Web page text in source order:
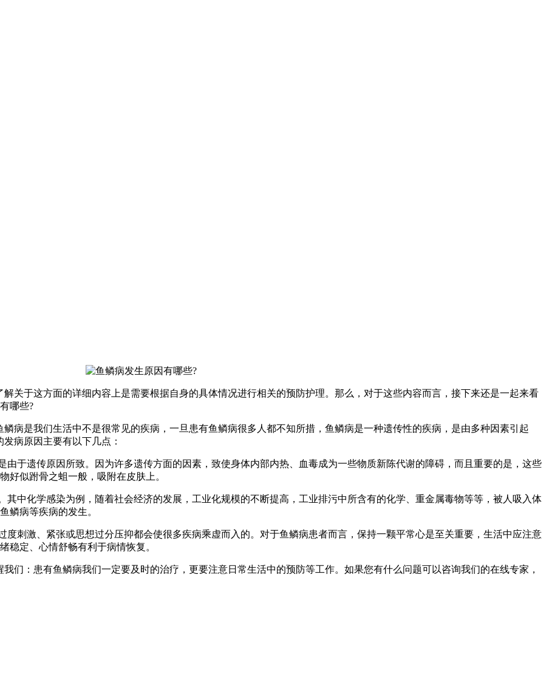
关于这方面的详细内容上是需要根据自身的具体情况进行相关的预防护理。那么，对于这些内容而言，接下来还是一起来看
哪些?
病是我们生活中不是很常见的疾病，一旦患有鱼鳞病很多人都不知所措，鱼鳞病是一种遗传性的疾病，是由多种因素引起
病原因主要有以下几点：
由于遗传原因所致。因为许多遗传方面的因素，致使身体内部内热、血毒成为一些物质新陈代谢的障碍，而且重要的是，这些
好似跗骨之蛆一般，吸附在皮肤上。
其中化学感染为例，随着社会经济的发展，工业化规模的不断提高，工业排污中所含有的化学、重金属毒物等等，被人吸入体
鳞病等疾病的发生。
刺激、紧张或思想过分压抑都会使很多疾病乘虚而入的。对于鱼鳞病患者而言，保持一颗平常心是至关重要，生活中应注意
稳定、心情舒畅有利于病情恢复。
们：患有鱼鳞病我们一定要及时的治疗，更要注意日常生活中的预防等工作。如果您有什么问题可以咨询我们的在线专家，